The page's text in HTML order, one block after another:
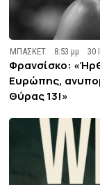
ΜΠΑΣΚΕΤ 8:53 μμ 30
Φρανσίσκο:
Ευρώπης,
Θύρας 13!»